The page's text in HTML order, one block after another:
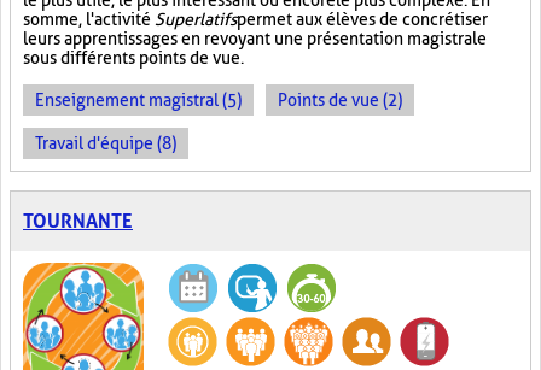
somme, l'activité Superlatifspermet aux élèves de concrétiser
leurs apprentissages en revoyant une présentation magistrale
sous différents points de vue.
Enseignement magistral (5) Points de vue (2)
Travail d'équipe (8)
TOURNANTE